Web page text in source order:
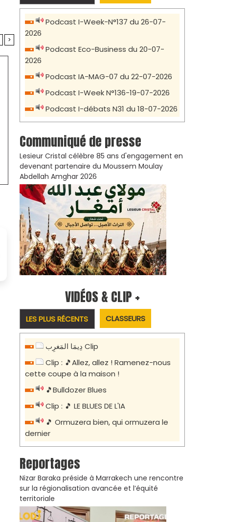
>
Podcast I-Week-N°137 du 26-07-
2026
Podcast Eco-Business du 20-07-
2026
Podcast IA-MAG-07 du 22-07-2026
Podcast I-Week N°136-19-07-2026
Podcast I-débats N31 du 18-07-2026
Communiqué de presse
Lesieur Cristal célèbre 85 ans d'engagement en
devenant partenaire du Moussem Moulay
Abdellah Amghar 2026
VIDÉOS & CLIP +
LES PLUS RÉCENTS CLASSEURS
دِيمَا المَغرِب Clip
Clip : 🎵Allez, allez ! Ramenez-nous
cette coupe à la maison !
🎵Bulldozer Blues
Clip : 🎵 LE BLUES DE L'IA
🎵 Ormuzera bien, qui ormuzera le
dernier
Reportages
Nizar Baraka préside à Marrakech une rencontre
sur la régionalisation avancée et l’équité
territoriale